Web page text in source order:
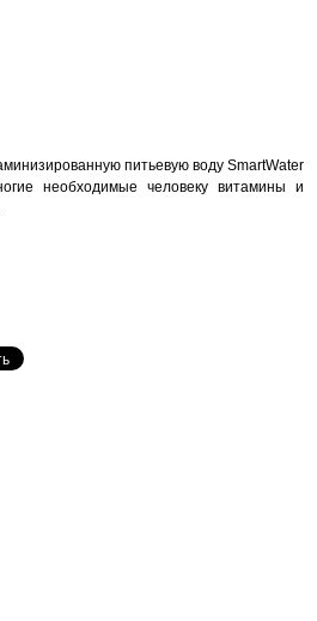
питьевую воду SmartWater
необходимые человеку витамины и